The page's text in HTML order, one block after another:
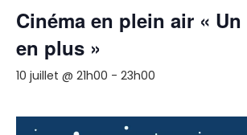
Cinéma en plein air «
en plus »
10 juillet @ 21h00 - 23h00